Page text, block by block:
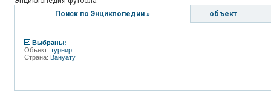
Поиск по Энциклопедии »
объект
Выбраны:
Объект: турнир
Страна: Вануату